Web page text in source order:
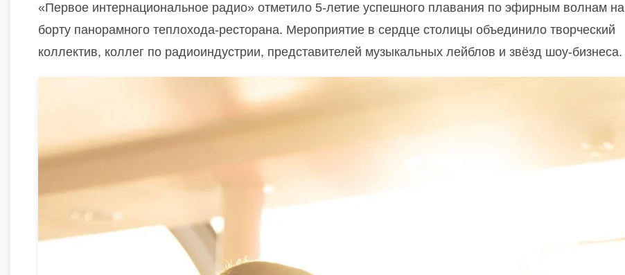
«Первое интернациональное радио» отметило 5-летие успешного плавания по эфирным волнам на
борту панорамного теплохода-ресторана. Мероприятие в сердце столицы объединило творческий
коллектив, коллег по радиоиндустрии, представителей музыкальных лейблов и звёзд шоу-бизнеса.